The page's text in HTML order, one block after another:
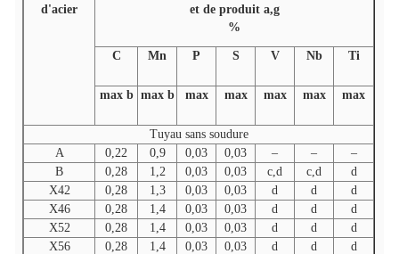
d'acier
et de produit a,g
%
C Mn P S V Nb Ti
max b max b max max max max max
Tuyau sans soudure
A
0,22 0,9 0,03 0,03 – –
–
B
0,28 1,2 0,03 0,03 c,d c,d
d
X42
0,28 1,3 0,03 0,03 d d
d
X46
0,28 1,4 0,03 0,03 d d
d
X52
0,28 1,4 0,03 0,03 d d
d
X56
0,28 1,4 0,03 0,03 d d
d